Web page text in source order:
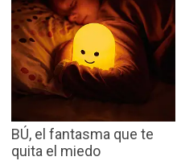
BÚ, el fantasma que te
quita el miedo